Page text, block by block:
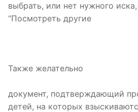
выбрать, или нет нужного
“Посмотреть другие
Также желательно
документ, подтверждающий
детей, на которых